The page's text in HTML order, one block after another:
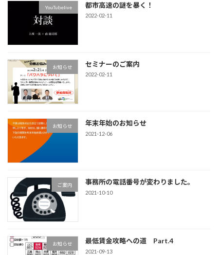
YouTubelive 都市高速の謎を暴く！
2022-02-11
お知らせ セミナーのご案内
2022-02-11
お知らせ 年末年始のお知らせ
2021-12-06
ご案内 事務所の電話番号が変わりました。
2021-10-10
お知らせ 最低賃金攻略への道 Part.4
2021-09-13